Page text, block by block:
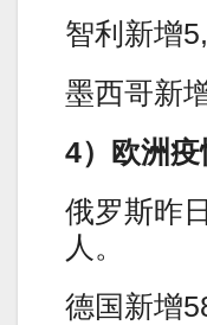
智利新增
墨西哥新
4）欧洲疫
俄罗斯昨
人。
德国新增